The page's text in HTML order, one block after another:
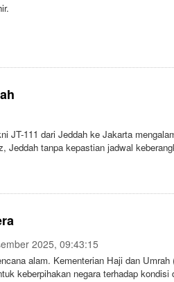
JT-111 dari Jeddah ke Jakarta
Jeddah tanpa kepastian jadwal
2025, 09:43:15
alam. Kementerian Haji dan
keberpihakan negara terhadap kondisi